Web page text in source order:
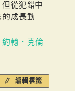
從犯錯中
的成長動
約翰．克倫
編輯標籤